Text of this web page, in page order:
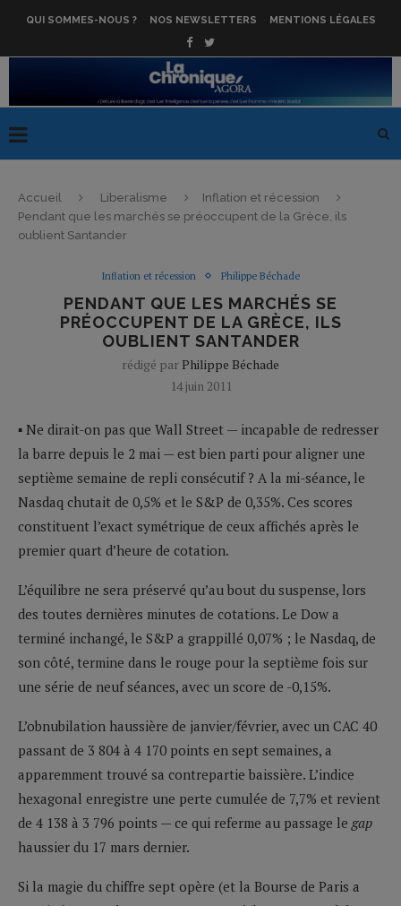
QUI SOMMES-NOUS ? NOS NEWSLETTERS MENTIONS LÉGALES
Accueil Liberalisme
Inflation et récession
Pendant que les marchés se préoccupent de la Grèce, ils
oublient Santander
Inflation et récession Philippe Béchade
PENDANT QUE LES MARCHÉS SE
PRÉOCCUPENT DE LA GRÈCE, ILS
OUBLIENT SANTANDER
rédigé par Philippe Béchade
14 juin 2011
▪ Ne dirait-on pas que Wall Street — incapable de redresser
la barre depuis le 2 mai — est bien parti pour aligner une
septième semaine de repli consécutif ? A la mi-séance, le
Nasdaq chutait de 0,5% et le S&P de 0,35%. Ces scores
constituent l’exact symétrique de ceux affichés après le
premier quart d’heure de cotation.
L’équilibre ne sera préservé qu’au bout du suspense, lors
des toutes dernières minutes de cotations. Le Dow a
terminé inchangé, le S&P a grappillé 0,07% ; le Nasdaq, de
son côté, termine dans le rouge pour la septième fois sur
une série de neuf séances, avec un score de -0,15%.
L’obnubilation haussière de janvier/février, avec un CAC 40
passant de 3 804 à 4 170 points en sept semaines, a
apparemment trouvé sa contrepartie baissière. L’indice
hexagonal enregistre une perte cumulée de 7,7% et revient
de 4 138 à 3 796 points — ce qui referme au passage le gap
haussier du 17 mars dernier.
Si la magie du chiffre sept opère (et la Bourse de Paris a